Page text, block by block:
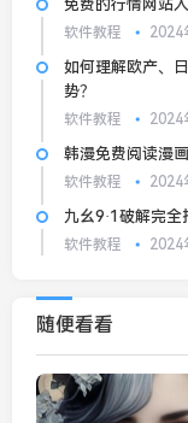
免费的行情网站
软件教程 2024
如何理解欧产、
势？
软件教程 2024
韩漫免费阅读漫
软件教程 2024
九幺9·1破解完
软件教程 2024
随便看看